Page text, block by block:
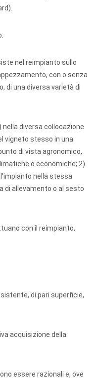
nel reimpianto sullo
con o senza
di una diversa varietà di
diversa collocazione
vigneto stesso in una
di vista agronomico,
o economiche; 2)
nella stessa
di allevamento o al sesto
con il reimpianto,
di pari superficie,
acquisizione della
essere razionali e, ove